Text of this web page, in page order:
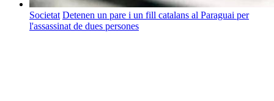
Societat Detenen un pare i un fill catalans al Paraguai per
l'assassinat de dues persones